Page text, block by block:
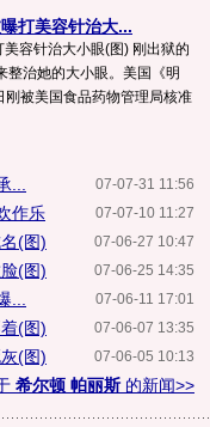
打美容针治大...
容针治大小眼(图) 刚出狱的
整治她的大小眼。美国《明
被美国食品药物管理局核准
07-07-31 11:56
...
07-07-10 11:27
作乐
07-06-27 10:47
(图)
07-06-25 14:35
(图)
07-06-11 17:01
...
07-06-07 13:35
(图)
07-06-05 10:13
(图)
希尔顿 帕丽斯的新闻>>